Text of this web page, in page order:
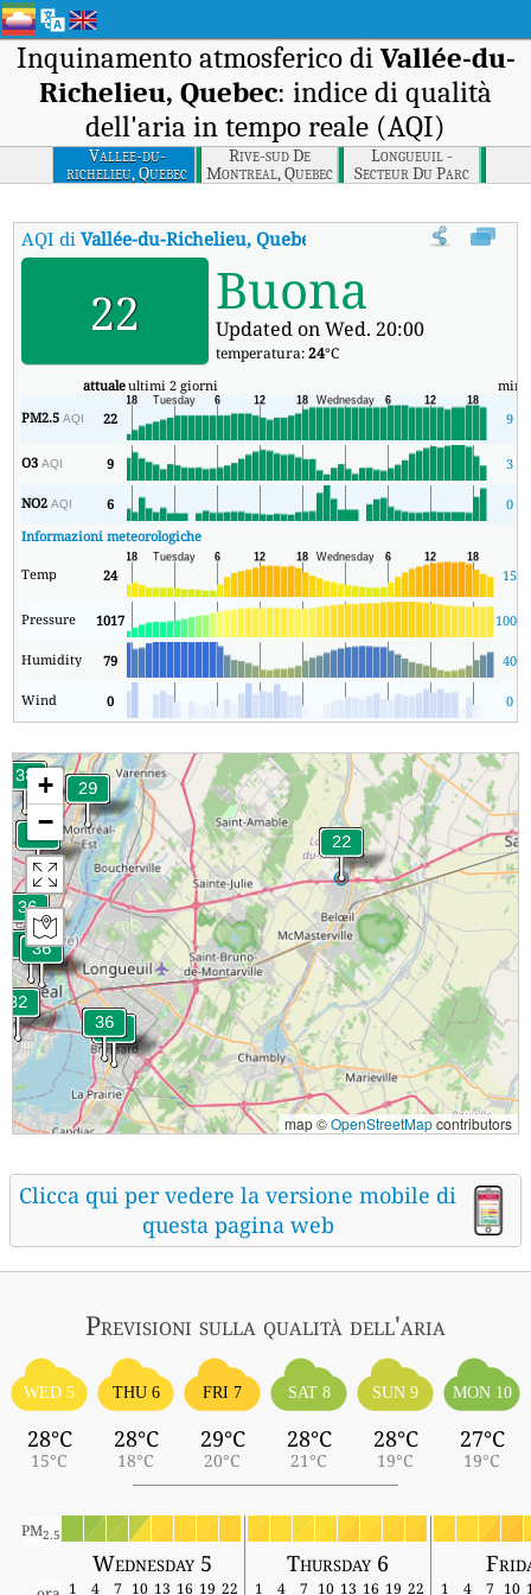
Inquinamento atmosferico di Vallée-du-
Richelieu, Quebec: indice di qualità
dell'aria in tempo reale (AQI)
Vallee-du-
richelieu, Quebec
Rive-sud De
Montreal, Quebec
Longueuil -
Secteur Du Parc
Oceanie
AQI diVallée-du-Richelieu, Quebec Indice di qualità dell'aria in
22 Buona
Updated on Wed. 20:00
temperatura:24°C
attualeultimi 2 giorni min
PM2.5AQI 22 9
O3AQI 9 3
NO2AQI 6
0
Informazioni meteorologiche
Temp 24 15
Pressure 1017 1006
Humidity 79 40
Wind 0 0
+
−
map ©OpenStreetMapcontributors
Clicca qui per vedere la versione mobile di
questa pagina web
Previsioni sulla qualità dell'aria
WED 5
28°C
15°C
THU 6
28°C
18°C
FRI 7
29°C
20°C
SAT 8
28°C
21°C
SUN 9
28°C
19°C
MON 10
27°C
19°C
PM2.5
Wednesday 5 Thursday 6
1 4 7 10 13 16 19 22 1 4 7 10 13 16 19 22 1 4 7 10